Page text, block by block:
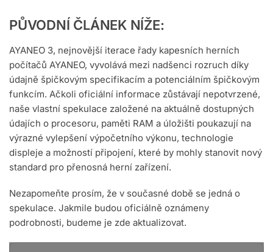
PŮVODNÍ ČLÁNEK NÍŽE:
AYANEO 3, nejnovější iterace řady kapesních herních
počítačů AYANEO, vyvolává mezi nadšenci rozruch díky
údajně špičkovým specifikacím a potenciálním špičkovým
funkcím. Ačkoli oficiální informace zůstávají nepotvrzené,
naše vlastní spekulace založené na aktuálně dostupných
údajích o procesoru, paměti RAM a úložišti poukazují na
výrazné vylepšení výpočetního výkonu, technologie
displeje a možností připojení, které by mohly stanovit nový
standard pro přenosná herní zařízení.
Nezapomeňte prosím, že v současné době se jedná o
spekulace. Jakmile budou oficiálně oznámeny
podrobnosti, budeme je zde aktualizovat.